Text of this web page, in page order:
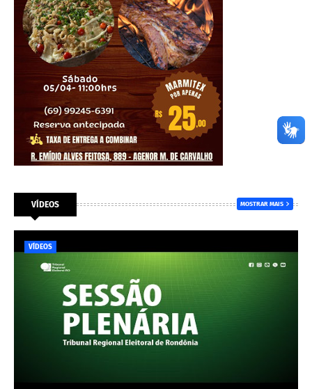
VÍDEOS MOSTRAR MAIS
VÍDEOS